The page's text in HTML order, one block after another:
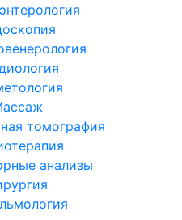
томография
анализы